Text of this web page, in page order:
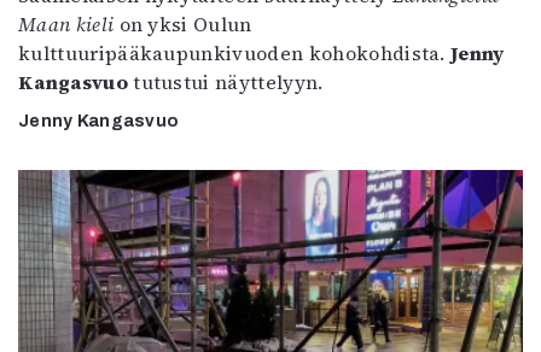
Maan kieli on yksi Oulun
kulttuuripääkaupunkivuoden kohokohdista.Jenny
Kangasvuotutustui näyttelyyn.
Jenny Kangasvuo